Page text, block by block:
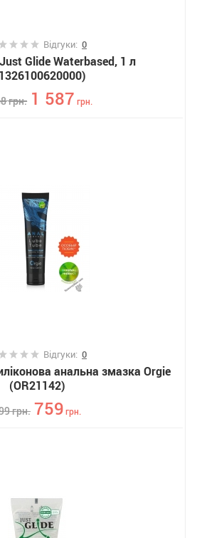
Відгуки: 0
Glide Waterbased, 1 л
грн. 1 587 грн.
Відгуки: 0
анальна змазка Orgie
(OR21142)
грн. 759грн.